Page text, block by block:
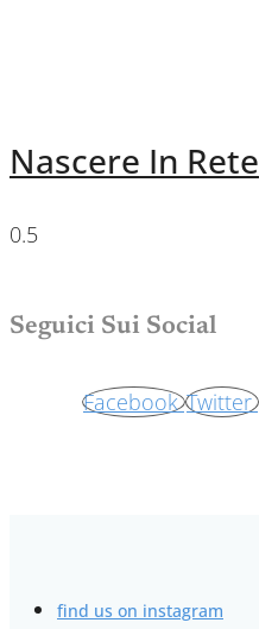
Nascere In Rete
Seguici Sui Social
Facebook Twitter
find us on instagram